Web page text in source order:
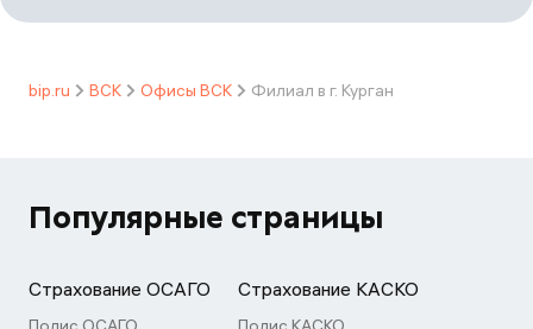
bip.ru ВСК Офисы ВСК Филиал в г. Курган
Популярные страницы
Страхование ОСАГО Страхование КАСКО